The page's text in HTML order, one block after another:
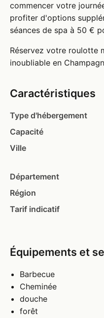
commencer votre
profiter d'options
séances de spa à 50 €
Réservez votre roulotte
inoubliable en
Caractéristiques
Type d'hébergement
Capacité
Ville
Département
Région
Tarif indicatif
Équipements et
Barbecue
Cheminée
douche
forêt